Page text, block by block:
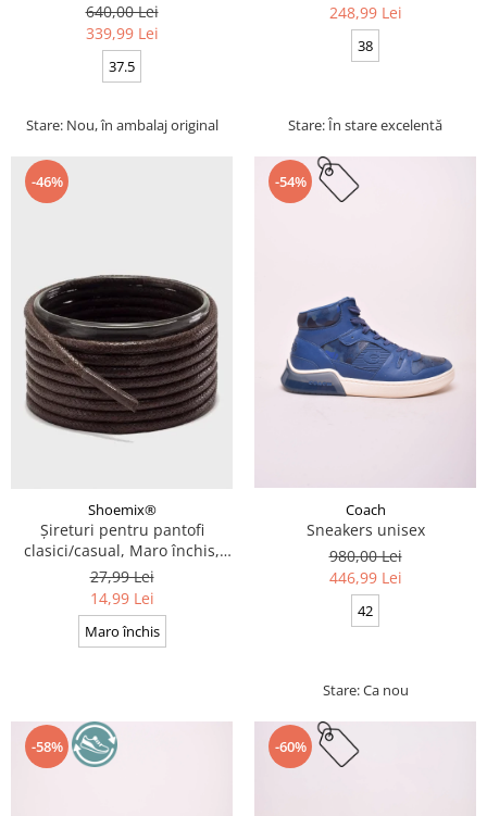
640,00 Lei
339,99 Lei
37.5
Stare: Nou, în ambalaj original
248,99 Lei
38
Stare: În stare excelentă
-46%
Shoemix®
Șireturi pentru pantofi
clasici/casual, Maro închis,
Cerate, Calitate premium, 110
cm x 0.3 cm
27,99 Lei
14,99 Lei
Maro închis
-54%
Coach
Sneakers unisex
980,00 Lei
446,99 Lei
42
Stare: Ca nou
-58% -60%